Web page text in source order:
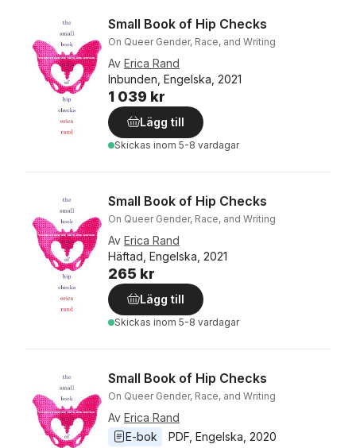
Small Book of Hip Checks
On Queer Gender, Race, and Writing
Av Erica Rand
Inbunden, Engelska, 2021
1 039 kr
Lägg till
Skickas inom 5-8 vardagar
Small Book of Hip Checks
On Queer Gender, Race, and Writing
Av Erica Rand
Häftad, Engelska, 2021
265 kr
Lägg till
Skickas inom 5-8 vardagar
Small Book of Hip Checks
On Queer Gender, Race, and Writing
Av Erica Rand
E-bok
PDF, Engelska, 2020